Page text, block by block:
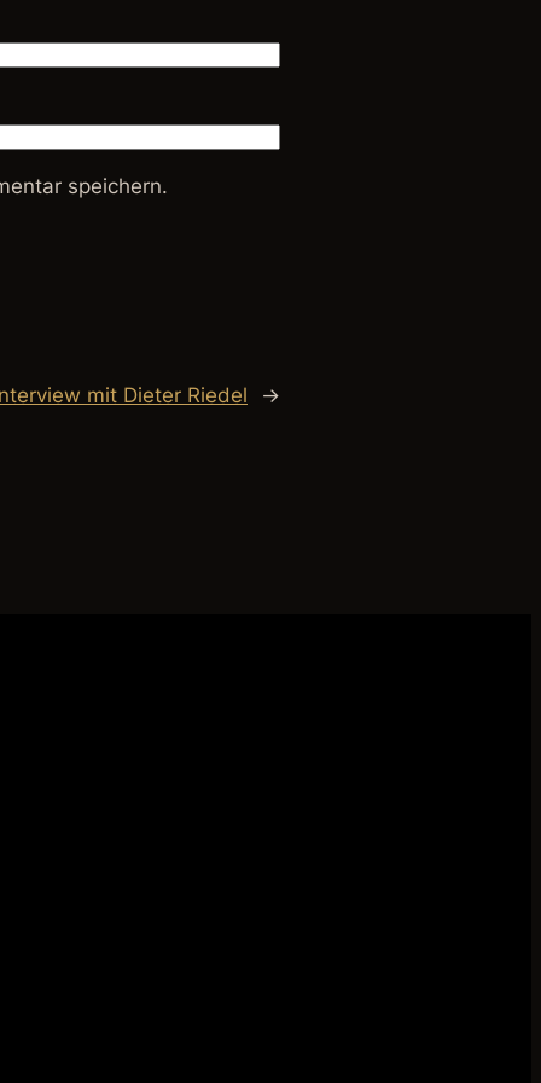
speichern.
mit Dieter Riedel →